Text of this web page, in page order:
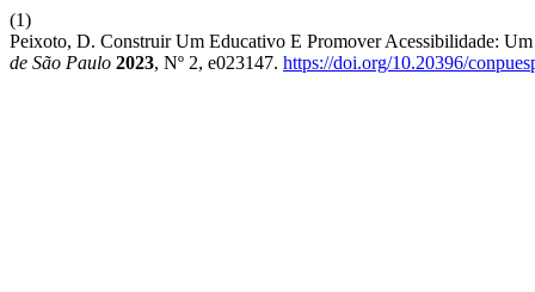
(1)
Peixoto, D. Construir Um Educativo E Promover Acessibilidade:
de São Paulo 2023, Nº 2, e023147. https://doi.org/10.20396/